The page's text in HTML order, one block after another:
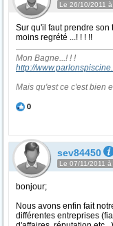
Le 26/10/2011
Sur qu'il faut prendre son
moins regrété ...! ! ! !!
Mon Bagne...! ! !
http://
Mais qu'est ce c'est bien
0
sev84450
Le 07/11/2011
bonjour;
Nous avons enfin fait
différentes entreprises